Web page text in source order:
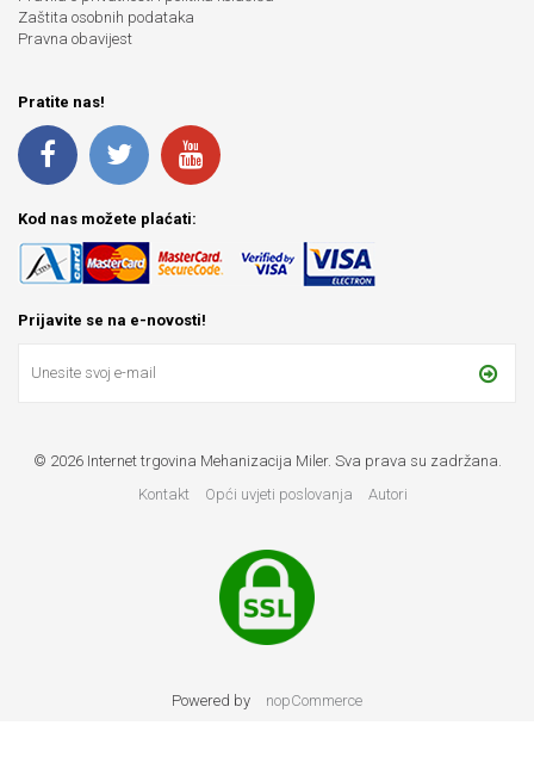
Zaštita osobnih podataka
Pravna obavijest
Pratite nas!
Kod nas možete plaćati:
Prijavite se na e-novosti!
© 2026 Internet trgovina Mehanizacija Miler. Sva prava su zadržana.
Kontakt
Opći uvjeti poslovanja Autori
Powered by nopCommerce